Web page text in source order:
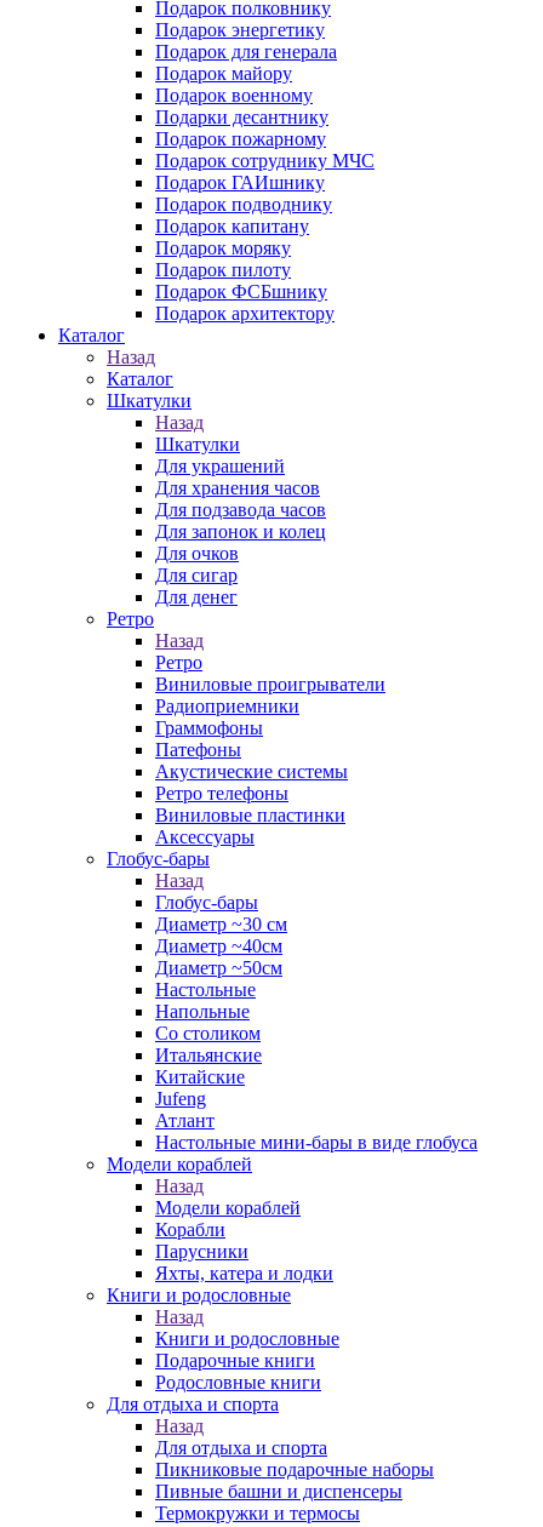
Подарок полковнику
Подарок энергетику
Подарок для генерала
Подарок майору
Подарок военному
Подарки десантнику
Подарок пожарному
Подарок сотруднику МЧС
Подарок ГАИшнику
Подарок подводнику
Подарок капитану
Подарок моряку
Подарок пилоту
Подарок ФСБшнику
Подарок архитектору
Каталог
Назад
Каталог
Шкатулки
Назад
Шкатулки
Для украшений
Для хранения часов
Для подзавода часов
Для запонок и колец
Для очков
Для сигар
Для денег
Ретро
Назад
Ретро
Виниловые проигрыватели
Радиоприемники
Граммофоны
Патефоны
Акустические системы
Ретро телефоны
Виниловые пластинки
Аксессуары
Глобус-бары
Назад
Глобус-бары
Диаметр ~30 см
Диаметр ~40см
Диаметр ~50см
Настольные
Напольные
Со столиком
Итальянские
Китайские
Jufeng
Атлант
Настольные мини-бары в виде глобуса
Модели кораблей
Назад
Модели кораблей
Корабли
Парусники
Яхты, катера и лодки
Книги и родословные
Назад
Книги и родословные
Подарочные книги
Родословные книги
Для отдыха и спорта
Назад
Для отдыха и спорта
Пикниковые подарочные наборы
Пивные башни и диспенсеры
Термокружки и термосы